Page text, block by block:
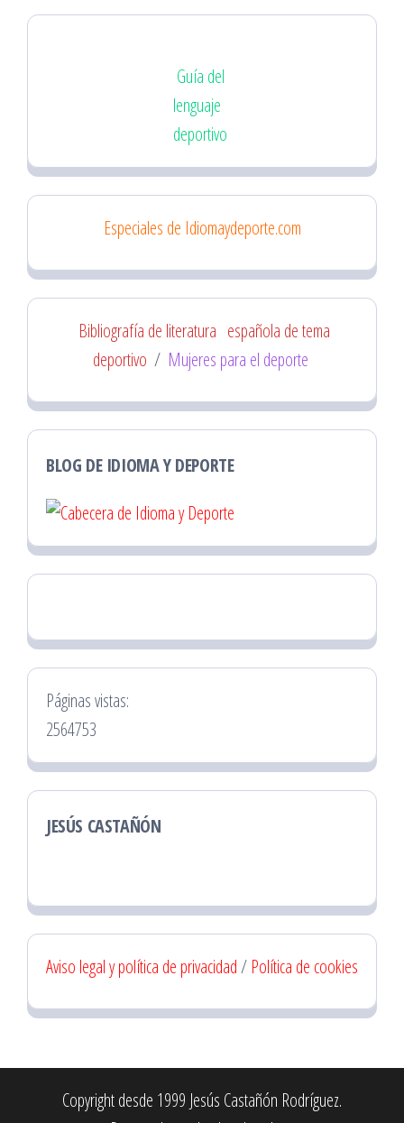
Guía del
lenguaje
deportivo
Especiales de Idiomaydeporte.com
Bibliografía de literatura española de tema
deportivo / Mujeres para el deporte
BLOG DE IDIOMA Y DEPORTE
Páginas vistas:
2564753
JESÚS CASTAÑÓN
Aviso legal y política de privacidad/ Política de cookies
Copyright desde 1999 Jesús Castañón Rodríguez.